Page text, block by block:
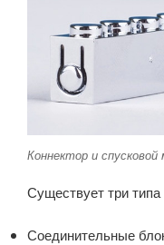
Коннектор и спусковой
Существует три
Соединительные